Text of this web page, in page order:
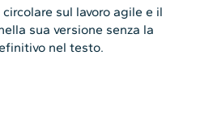
sul lavoro agile e il
sua versione senza la
nel testo.